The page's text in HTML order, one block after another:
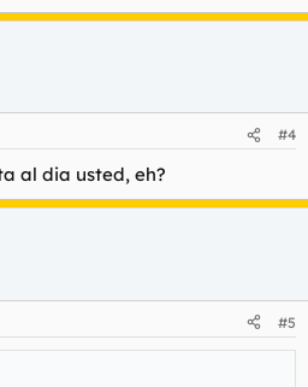
#4
al dia usted, eh?
#5